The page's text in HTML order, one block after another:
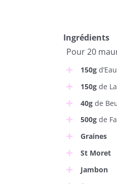
Ingrédients
Pour 20
150gd’Eau
150gde
40gde
500gde
Graines
St Moret
Jambon